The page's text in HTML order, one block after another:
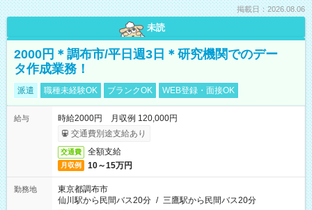
掲載日：2026.08.06
未読
2000円＊調布市/平日週3日＊研究機関でのデー
タ作成業務！
派遣 職種未経験OK ブランクOK WEB登録・面接OK
給与
時給2000円 月収例 120,000円
交通費別途支給あり
交通費 全額支給
月収例 10～15万円
勤務地
東京都調布市
仙川駅から民間バス20分 / 三鷹駅から民間バス20分